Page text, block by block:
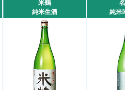
米鶴
純米生酒
純米